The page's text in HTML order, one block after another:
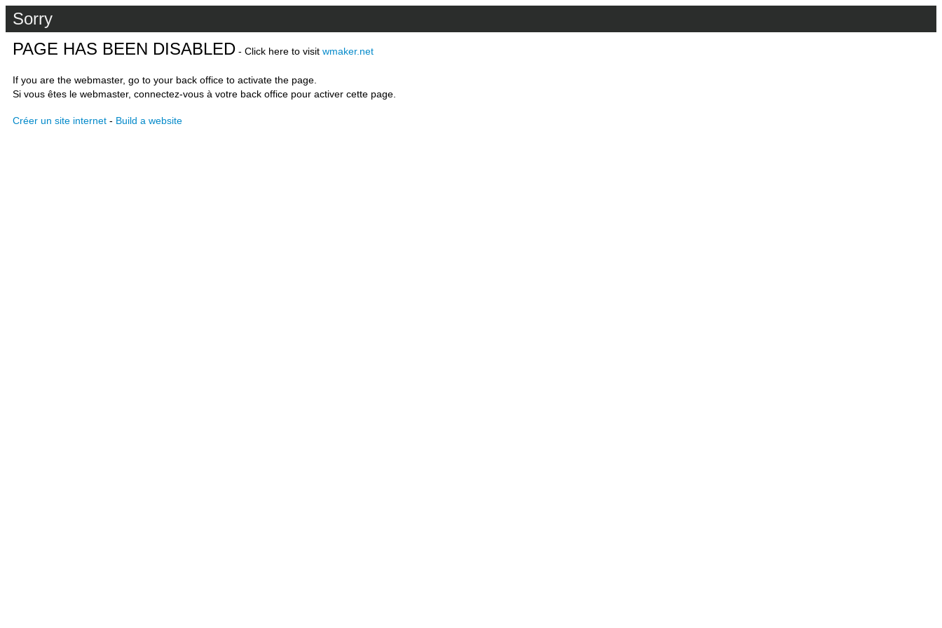
Sorry
PAGE HAS BEEN DISABLED - Click here to visit wmaker.net
If you are the webmaster, go to your back office to activate the page.
Si vous êtes le webmaster, connectez-vous à votre back office pour activer cette page.
Créer un site internet - Build a website